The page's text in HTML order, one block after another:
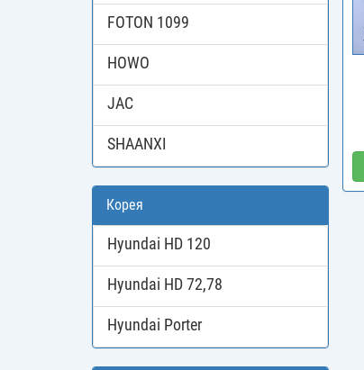
FOTON 1099
HOWO
JAC
SHAANXI
Корея
Hyundai HD 120
Hyundai HD 72,78
Hyundai Porter